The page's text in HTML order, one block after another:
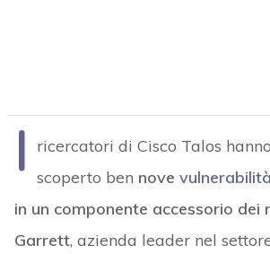
I
ricercatori di Cisco Talos
scoperto ben nove vulnerabilità
in un componente accessorio
Garrett, azienda leader nel